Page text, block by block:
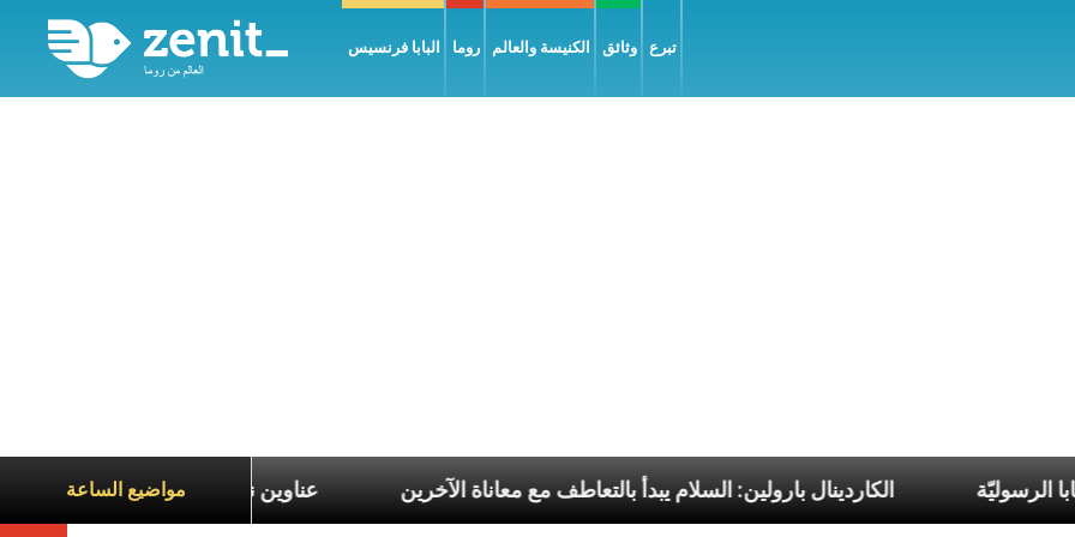
البابا فرنسيس روما الكنيسة والعالم وثائق تبرع
مواضيع الساعة
عناوين نشرة يوم الجمعة 7 آب 2026: السلام يُبنى بصبر يومًا بعد يوم الكاردينال بارولين: السلام يبدأ بالتعاطف مع معاناة الآخرين البابا الرسوليّة